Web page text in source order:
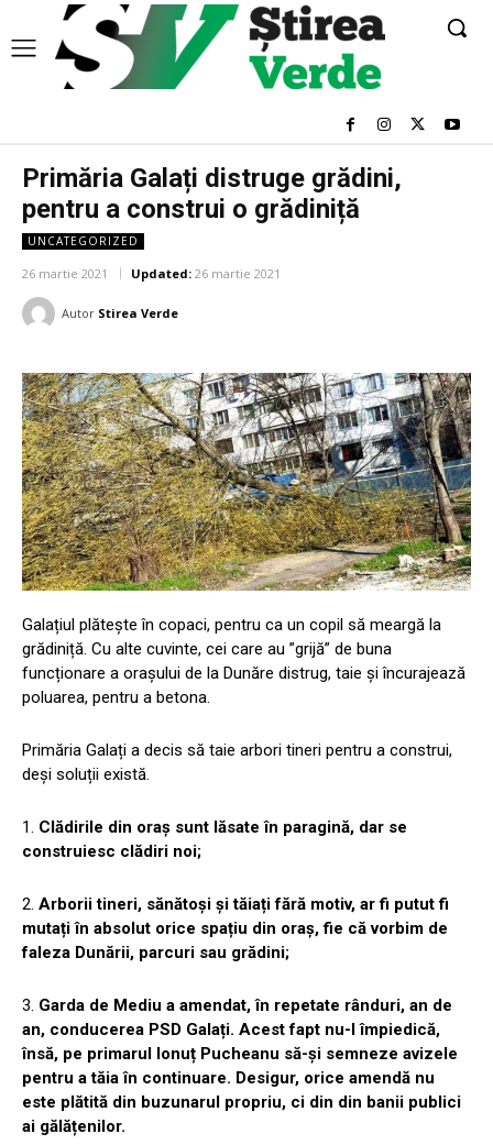
Primăria Galați distruge grădini,
pentru a construi o grădiniță
UNCATEGORIZED
26 martie 2021 Updated: 26 martie 2021
Autor Stirea Verde
Galațiul plătește în copaci, pentru ca un copil să meargă la
grădiniță. Cu alte cuvinte, cei care au ”grijă” de buna
funcționare a orașului de la Dunăre distrug, taie și încurajează
poluarea, pentru a betona.
Primăria Galați a decis să taie arbori tineri pentru a construi,
deși soluții există.
1. Clădirile din oraș sunt lăsate în paragină, dar se
construiesc clădiri noi;
2. Arborii tineri, sănătoși și tăiați fără motiv, ar fi putut fi
mutați în absolut orice spațiu din oraș, fie că vorbim de
faleza Dunării, parcuri sau grădini;
3. Garda de Mediu a amendat, în repetate rânduri, an de
an, conducerea PSD Galați. Acest fapt nu-l împiedică,
însă, pe primarul Ionuț Pucheanu să-și semneze avizele
pentru a tăia în continuare. Desigur, orice amendă nu
este plătită din buzunarul propriu, ci din din banii publici
ai gălățenilor.